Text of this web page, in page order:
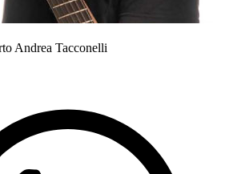
Andrea Tacconelli